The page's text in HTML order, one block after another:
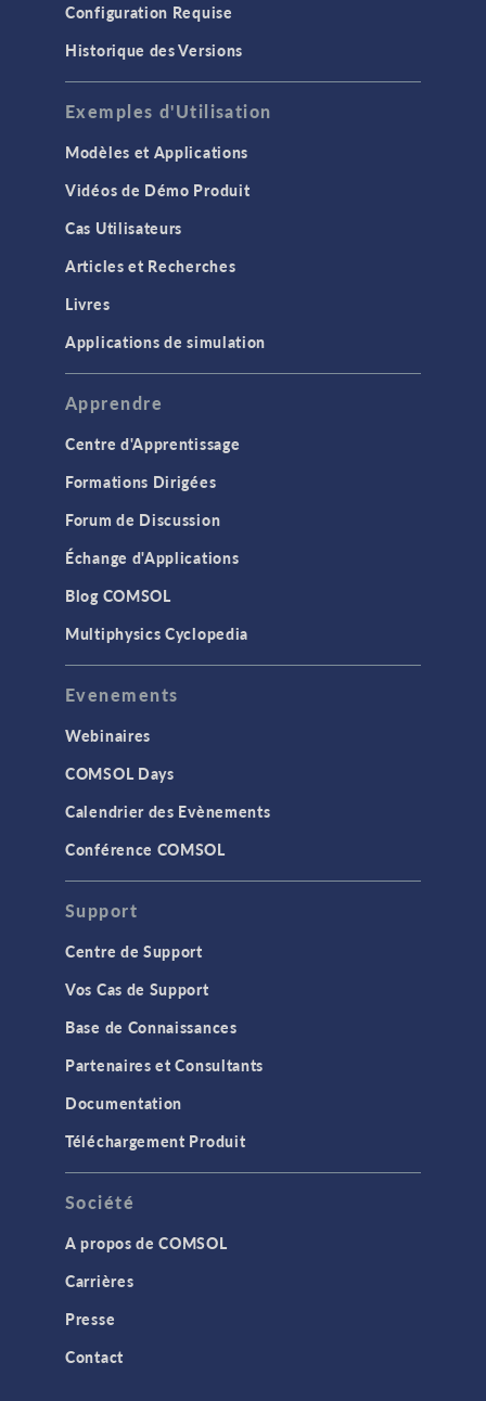
Configuration Requise
Historique des Versions
Exemples d'Utilisation
Modèles et Applications
Vidéos de Démo Produit
Cas Utilisateurs
Articles et Recherches
Livres
Applications de simulation
Apprendre
Centre d'Apprentissage
Formations Dirigées
Forum de Discussion
Échange d'Applications
Blog COMSOL
Multiphysics Cyclopedia
Evenements
Webinaires
COMSOL Days
Calendrier des Evènements
Conférence COMSOL
Support
Centre de Support
Vos Cas de Support
Base de Connaissances
Partenaires et Consultants
Documentation
Téléchargement Produit
Société
A propos de COMSOL
Carrières
Presse
Contact